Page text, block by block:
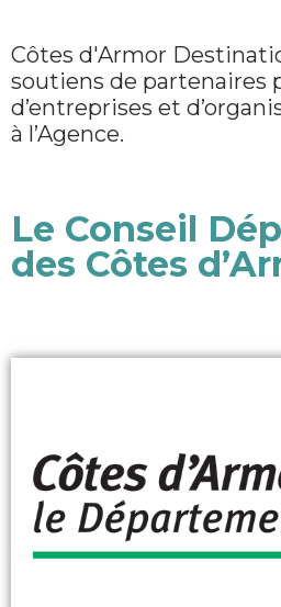
Côtes d'Armor
soutiens de partenaires
d’entreprises et
à l’Agence.
Le Conseil
des Côtes